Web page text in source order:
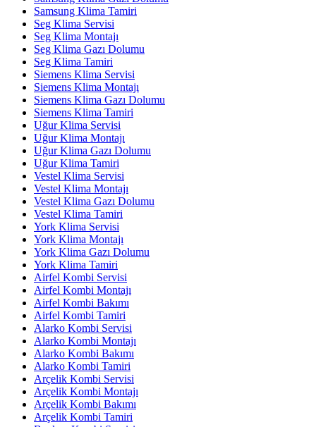
Samsung Klima Tamiri
Seg Klima Servisi
Seg Klima Montajı
Seg Klima Gazı Dolumu
Seg Klima Tamiri
Siemens Klima Servisi
Siemens Klima Montajı
Siemens Klima Gazı Dolumu
Siemens Klima Tamiri
Uğur Klima Servisi
Uğur Klima Montajı
Uğur Klima Gazı Dolumu
Uğur Klima Tamiri
Vestel Klima Servisi
Vestel Klima Montajı
Vestel Klima Gazı Dolumu
Vestel Klima Tamiri
York Klima Servisi
York Klima Montajı
York Klima Gazı Dolumu
York Klima Tamiri
Airfel Kombi Servisi
Airfel Kombi Montajı
Airfel Kombi Bakımı
Airfel Kombi Tamiri
Alarko Kombi Servisi
Alarko Kombi Montajı
Alarko Kombi Bakımı
Alarko Kombi Tamiri
Arçelik Kombi Servisi
Arçelik Kombi Montajı
Arçelik Kombi Bakımı
Arçelik Kombi Tamiri